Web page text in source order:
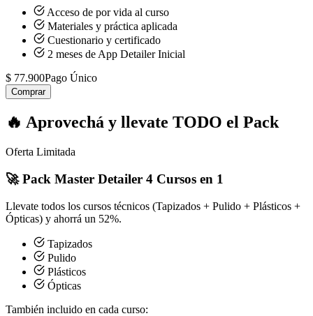
Acceso de por vida al curso
Materiales y práctica aplicada
Cuestionario y certificado
2 meses de App Detailer Inicial
$ 77.900Pago Único
Comprar
🔥 Aprovechá y llevate TODO el Pack
Oferta Limitada
🚀Pack Master Detailer 4 Cursos en 1
Llevate todos los cursos técnicos (Tapizados + Pulido + Plásticos +
Ópticas) y ahorrá un 52%.
Tapizados
Pulido
Plásticos
Ópticas
También incluido en cada curso: